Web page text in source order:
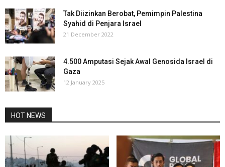
Tak Diizinkan Berobat, Pemimpin Palestina
Syahid di Penjara Israel
21 December 2022
4.500 Amputasi Sejak Awal Genosida Israel di
Gaza
12 January 2025
HOT NEWS